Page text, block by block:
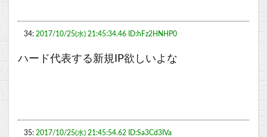
34: 2017/10/25(水) 21:45:34.46 ID:hFz2HNHP0
ハード代表する新規IP欲しいよな
35: 2017/10/25(水) 21:45:54.62 ID:Sa3Cd3IVa